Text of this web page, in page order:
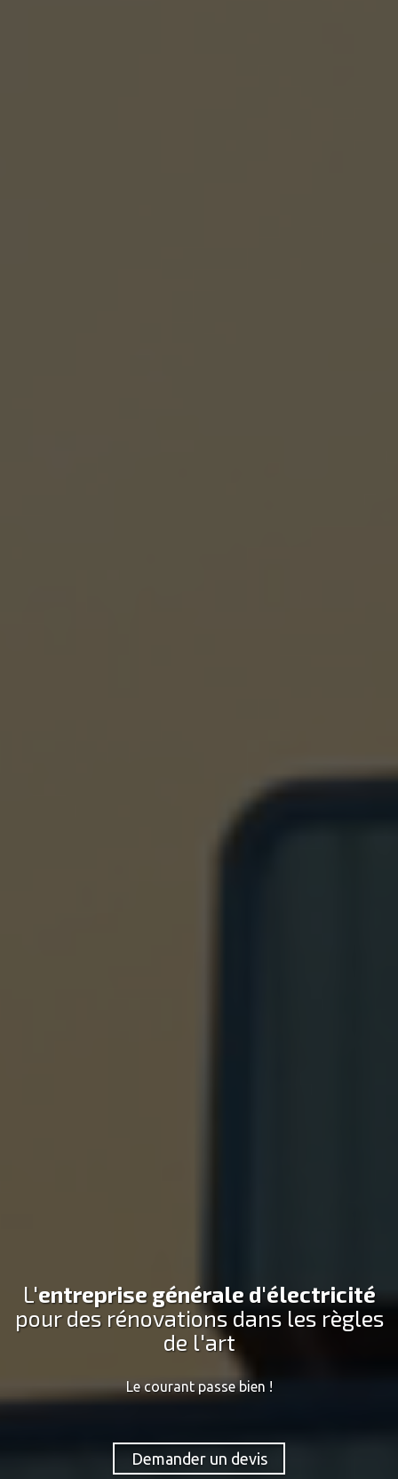
L'entreprise générale d'électricité
pour des rénovations dans les règles
de l'art
Le courant passe bien !
Demander un devis